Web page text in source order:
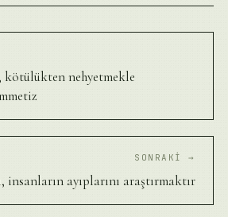
nehyetmekle
SONRAKI →
insanların ayıplarını araştırmaktır